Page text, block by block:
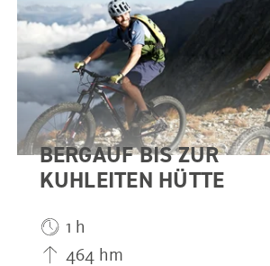
BERGAUF BIS ZUR
KUHLEITEN HÜTTE
1 h
464 hm